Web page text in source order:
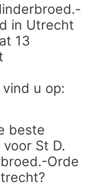
in Utrecht
13
u op:
beste
St D.
Orde